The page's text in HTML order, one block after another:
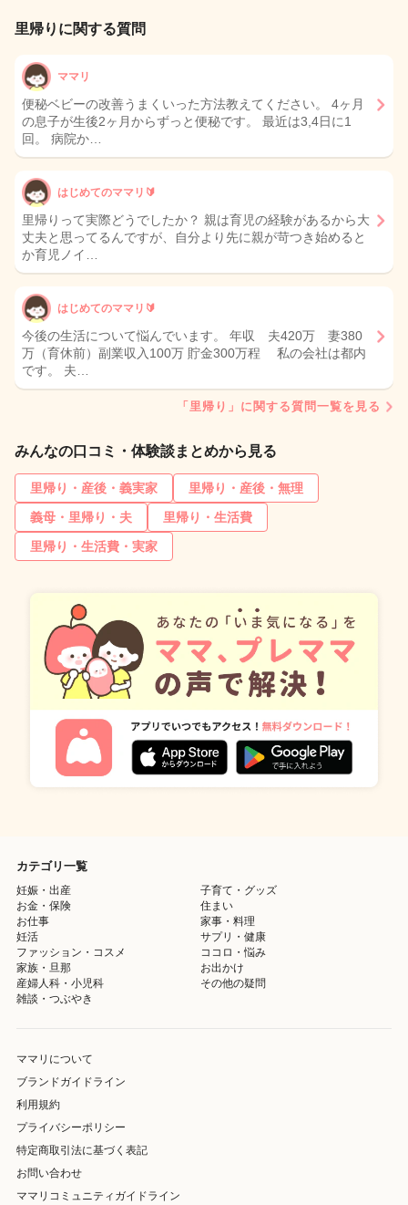
里帰りに関する質問
ママリ
便秘ベビーの改善うまくいった方法教えてください。 4ヶ月
の息子が生後2ヶ月からずっと便秘です。 最近は3,4日に1
回。 病院か…
はじめてのママリ🔰
里帰りって実際どうでしたか？ 親は育児の経験があるから大
丈夫と思ってるんですが、自分より先に親が苛つき始めると
か育児ノイ…
はじめてのママリ🔰
今後の生活について悩んでいます。 年収 夫420万 妻380
万（育休前）副業収入100万 貯金300万程 私の会社は都内
です。 夫…
「里帰り」に関する質問一覧を見る
みんなの口コミ・体験談まとめから見る
里帰り・産後・義実家
里帰り・産後・無理
義母・里帰り・夫
里帰り・生活費
里帰り・生活費・実家
カテゴリ一覧
妊娠・出産
子育て・グッズ
お金・保険
住まい
お仕事
家事・料理
妊活
サプリ・健康
ファッション・コスメ
ココロ・悩み
家族・旦那
お出かけ
産婦人科・小児科
その他の疑問
雑談・つぶやき
ママリについて
ブランドガイドライン
利用規約
プライバシーポリシー
特定商取引法に基づく表記
お問い合わせ
ママリコミュニティガイドライン